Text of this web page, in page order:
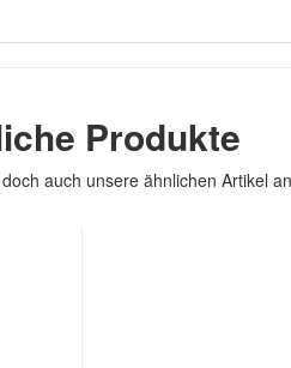
Produkte
auch unsere ähnlichen Artikel